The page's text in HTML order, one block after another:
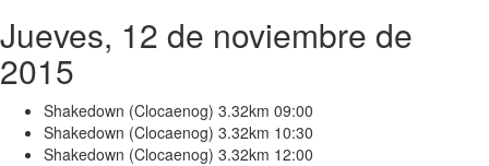
Jueves, 12 de noviembre de
2015
Shakedown (Clocaenog) 3.32km 09:00
Shakedown (Clocaenog) 3.32km 10:30
Shakedown (Clocaenog) 3.32km 12:00